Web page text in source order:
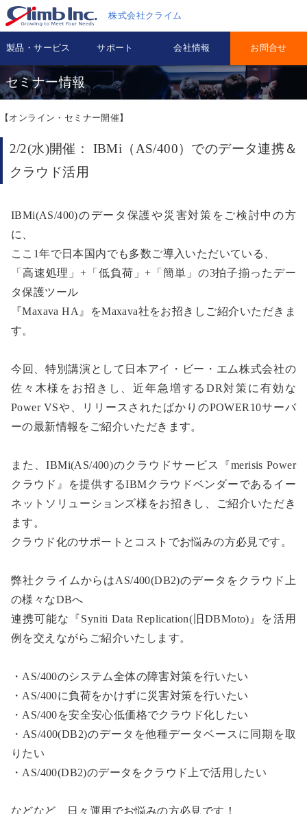
株式会社クライム
製品・サービス サポート 会社情報 お問合せ
セミナー情報
【オンライン・セミナー開催】
2/2(水)開催： IBMi（AS/400）でのデータ連携＆
クラウド活用
IBMi(AS/400)のデータ保護や災害対策をご検討中の方
に、
ここ1年で日本国内でも多数ご導入いただいている、
「高速処理」+「低負荷」+「簡単」の3拍子揃ったデー
タ保護ツール
『Maxava HA』をMaxava社をお招きしご紹介いただきま
す。
今回、特別講演として日本アイ・ビー・エム株式会社の
佐々木様をお招きし、近年急増するDR対策に有効な
Power VSや、リリースされたばかりのPOWER10サーバ
ーの最新情報をご紹介いただきます。
また、IBMi(AS/400)のクラウドサービス『merisis Power
クラウド』を提供するIBMクラウドベンダーであるイー
ネットソリューションズ様をお招きし、ご紹介いただき
ます。
クラウド化のサポートとコストでお悩みの方必見です。
弊社クライムからはAS/400(DB2)のデータをクラウド上
の様々なDBへ
連携可能な『Syniti Data Replication(旧DBMoto)』を活用
例を交えながらご紹介いたします。
・AS/400のシステム全体の障害対策を行いたい
・AS/400に負荷をかけずに災害対策を行いたい
・AS/400を安全安心低価格でクラウド化したい
・AS/400(DB2)のデータを他種データベースに同期を取
りたい
・AS/400(DB2)のデータをクラウド上で活用したい
などなど、日々運用でお悩みの方必見です！